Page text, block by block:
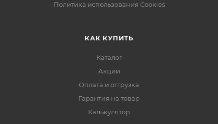
Политика использования Cookies
КАК КУПИТЬ
Каталог
Акции
Оплата и отгрузка
Гарантия на товар
Калькулятор